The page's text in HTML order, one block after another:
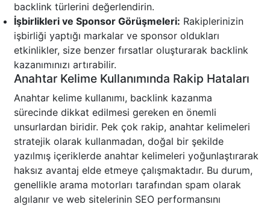
backlink türlerini değerlendirin.
İşbirlikleri ve Sponsor Görüşmeleri: Rakiplerinizin
işbirliği yaptığı markalar ve sponsor oldukları
etkinlikler, size benzer fırsatlar oluşturarak backlink
kazanımınızı artırabilir.
Anahtar Kelime Kullanımında Rakip Hataları
Anahtar kelime kullanımı, backlink kazanma
sürecinde dikkat edilmesi gereken en önemli
unsurlardan biridir. Pek çok rakip, anahtar kelimeleri
stratejik olarak kullanmadan, doğal bir şekilde
yazılmış içeriklerde anahtar kelimeleri yoğunlaştırarak
haksız avantaj elde etmeye çalışmaktadır. Bu durum,
genellikle arama motorları tarafından spam olarak
algılanır ve web sitelerinin SEO performansını